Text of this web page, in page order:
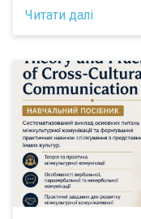
Читати далі